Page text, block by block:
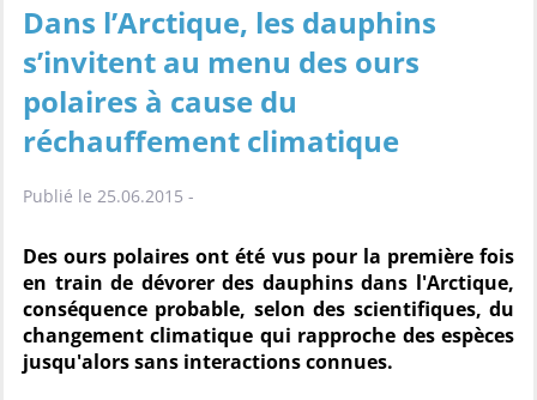
Dans l’Arctique, les dauphins
s’invitent au menu des ours
polaires à cause du
réchauffement climatique
Publié le 25.06.2015 -
Des ours polaires ont été vus pour la première fois
en train de dévorer des dauphins dans l'Arctique,
conséquence probable, selon des scientifiques, du
changement climatique qui rapproche des espèces
jusqu'alors sans interactions connues.